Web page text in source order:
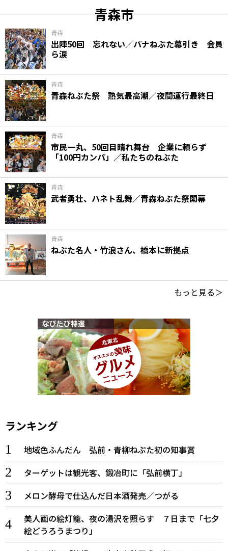
青森市
青森
出陣50回 忘れない／パナねぶた幕引き 会員
ら涙
青森
青森ねぶた祭 熱気最高潮／夜間運行最終日
青森
市民一丸、50回目晴れ舞台 企業に頼らず
「100円カンパ」／私たちのねぶた
青森
武者勇壮、ハネト乱舞／青森ねぶた祭開幕
青森
ねぶた名人・竹浪さん、橋本に新拠点
もっと見る＞
ランキング
地域色ふんだん 弘前・青柳ねぷた初の知事賞
ターゲットは観光客、鍛冶町に「弘前横丁」
メロン酵母で仕込んだ日本酒発売／つがる
美人画の絵灯籠、夜の湯沢を照らす ７日まで「七夕
絵どうろうまつり」